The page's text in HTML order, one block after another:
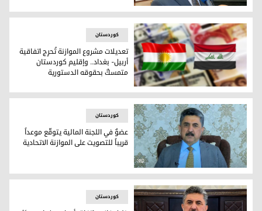
عضو اللجنة المالية في مجلس النواب العراقي خليل غازي
صورة تعبيرية
کوردستان
تعديلات مشروع الموازنة تُحرِج اتفاقية
أربيل- بغداد.. وإقليم كوردستان
متمسكٌ بحقوقه الدستورية
عضو اللجنة المالية في البرلمان العراقي خليل غازي
کوردستان
عضوٌ في اللجنة المالية يتوقّع موعداً
قريباً للتصويت على الموازنة الاتحادية
کوردستان